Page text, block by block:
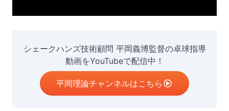
シェークハンズ技術顧問 平岡義博監督の卓球指導
動画をYouTubeで配信中！
平岡理論チャンネルはこちら